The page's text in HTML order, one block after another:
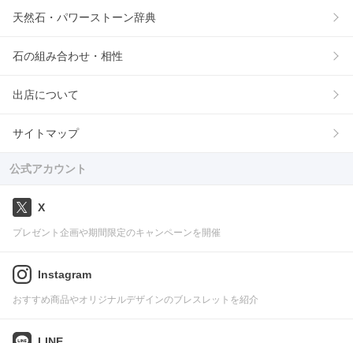
天然石・パワーストーン辞典
石の組み合わせ・相性
出店について
サイトマップ
公式アカウント
X
プレゼント企画や期間限定のキャンペーンを開催
Instagram
おすすめ商品やオリジナルデザインのブレスレットを紹介